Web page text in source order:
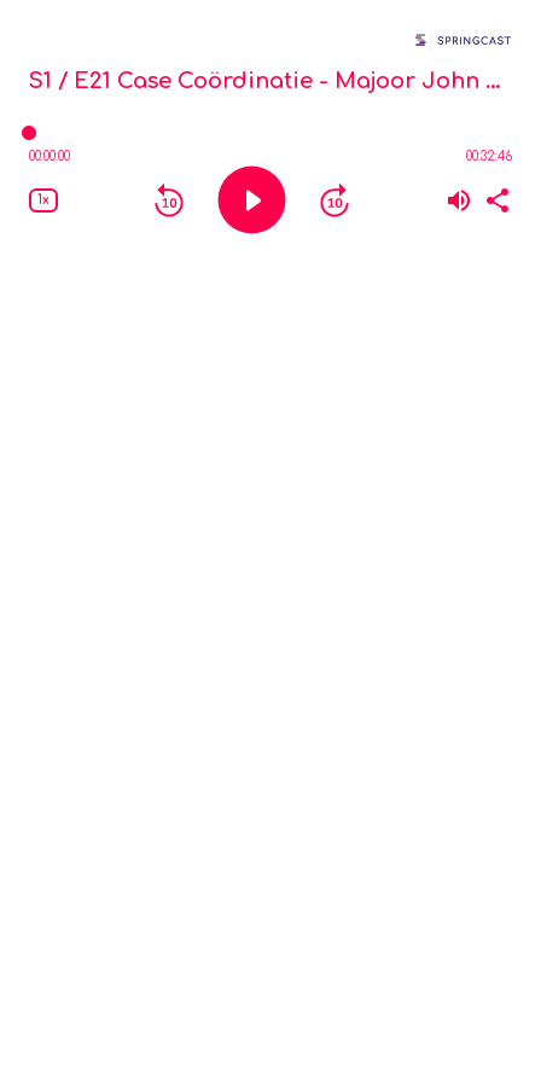
S1 / E21 Case Coördinatie - Majoor John van de Wiel
00:00:00 00:32:46
1x